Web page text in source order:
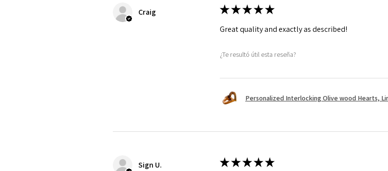
Craig ★★★★★
Great quality and exactly as described!
¿Te resultó útil esta reseña?
Personalized Interlocking Olive wood Hearts,
Sign U. ★★★★★